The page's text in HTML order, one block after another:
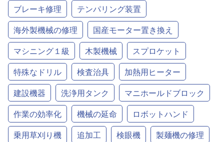
ブレーキ修理
テンパリング装置
海外製機械の修理
国産モーター置き換え
マシニング１級
木製機械
スプロケット
特殊なドリル
検査治具
加熱用ヒーター
建設機器
洗浄用タンク
マニホールドブロック
作業の効率化
機械の延命
ロボットハンド
乗用草刈り機
追加工 検眼機
製麺機の修理